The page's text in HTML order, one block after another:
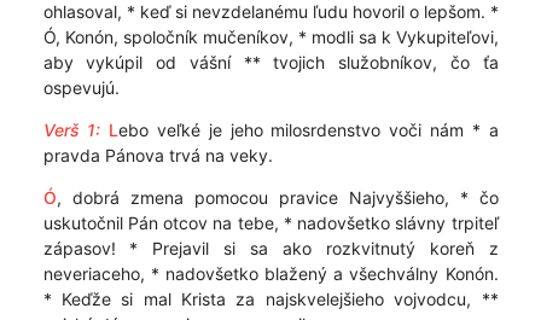
ohlasoval, * keď si nevzdelanému ľudu hovoril o lepšom. *
Ó, Konón, spoločník mučeníkov, * modli sa k Vykupiteľovi,
aby vykúpil od vášní ** tvojich služobníkov, čo ťa
ospevujú.
Verš 1: Lebo veľké je jeho milosrdenstvo voči nám * a
pravda Pánova trvá na veky.
Ó, dobrá zmena pomocou pravice Najvyššieho, * čo
uskutočnil Pán otcov na tebe, * nadovšetko slávny trpiteľ
zápasov! * Prejavil si sa ako rozkvitnutý koreň z
neveriaceho, * nadovšetko blažený a všechválny Konón.
* Keďže si mal Krista za najskvelejšieho vojvodcu, **